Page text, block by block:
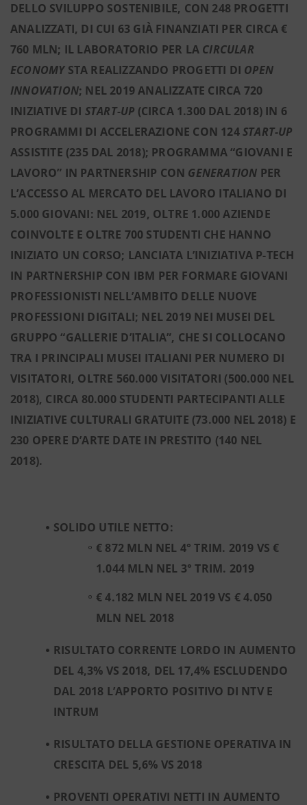
DELLO SVILUPPO SOSTENIBILE, CON 248 PROGETTI
ANALIZZATI, DI CUI 63 GIÀ FINANZIATI PER CIRCA €
760 MLN; IL LABORATORIO PER LA CIRCULAR
ECONOMYSTA REALIZZANDO PROGETTI DI OPEN
INNOVATION; NEL 2019 ANALIZZATE CIRCA 720
INIZIATIVE DI START-UP (CIRCA 1.300 DAL 2018) IN 6
PROGRAMMI DI ACCELERAZIONE CON 124START-UP
ASSISTITE (235 DAL 2018); PROGRAMMA “GIOVANI E
LAVORO” IN PARTNERSHIP CON GENERATION PER
L’ACCESSO AL MERCATO DEL LAVORO ITALIANO DI
5.000 GIOVANI: NEL 2019, OLTRE 1.000 AZIENDE
COINVOLTE E OLTRE 700 STUDENTI CHE HANNO
INIZIATO UN CORSO; LANCIATA L’INIZIATIVA P-TECH
IN PARTNERSHIP CON IBM PER FORMARE GIOVANI
PROFESSIONISTI NELL’AMBITO DELLE NUOVE
PROFESSIONI DIGITALI; NEL 2019 NEI MUSEI DEL
GRUPPO “GALLERIE D’ITALIA”, CHE SI COLLOCANO
TRA I PRINCIPALI MUSEI ITALIANI PER NUMERO DI
VISITATORI, OLTRE 560.000 VISITATORI (500.000 NEL
2018), CIRCA 80.000 STUDENTI PARTECIPANTI ALLE
INIZIATIVE CULTURALI GRATUITE (73.000 NEL 2018) E
230 OPERE D’ARTE DATE IN PRESTITO (140 NEL
2018).
SOLIDO UTILE NETTO:
€ 872 MLN NEL 4° TRIM. 2019 VS €
1.044 MLN NEL 3° TRIM. 2019
€ 4.182 MLN NEL 2019 VS € 4.050
MLN NEL 2018
RISULTATO CORRENTE LORDO IN AUMENTO
DEL 4,3% VS 2018, DEL 17,4% ESCLUDENDO
DAL 2018 L’APPORTO POSITIVO DI NTV E
INTRUM
RISULTATO DELLA GESTIONE OPERATIVA IN
CRESCITA DEL 5,6% VS 2018
PROVENTI OPERATIVI NETTI IN AUMENTO